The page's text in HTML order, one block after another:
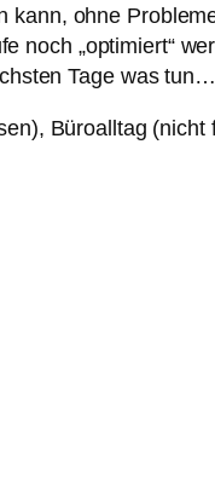
kann, ohne
noch „optimiert“
Tage was tun…
Büroalltag